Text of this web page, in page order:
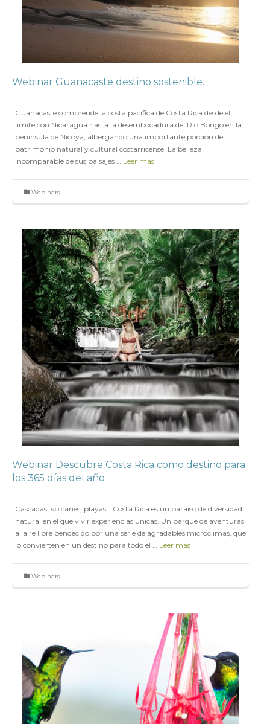
Webinar Guanacaste destino sostenible.
Guanacaste comprende la costa pacífica de Costa Rica desde el
límite con Nicaragua hasta la desembocadura del Río Bongo en la
península de Nicoya, albergando una importante porción del
patrimonio natural y cultural costarricense. La belleza
incomparable de sus paisajes … Leer más
Webinars
Webinar Descubre Costa Rica como destino para
los 365 días del año
Cascadas, volcanes, playas… Costa Rica es un paraíso de diversidad
natural en el que vivir experiencias únicas. Un parque de aventuras
al aire libre bendecido por una serie de agradables microclimas, que
lo convierten en un destino para todo el … Leer más
Webinars